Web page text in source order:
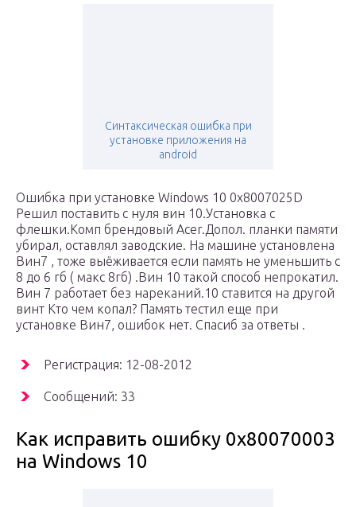
Синтаксическая ошибка при
установке приложения на
android
Ошибка при установке Windows 10 0x8007025D
Решил поставить с нуля вин 10.Установка с
флешки.Комп брендовый Acer.Допол. планки памяти
убирал, оставлял заводские. На машине установлена
Вин7 , тоже выёживается если память не уменьшить с
8 до 6 гб ( макс 8гб) .Вин 10 такой способ непрокатил.
Вин 7 работает без нареканий.10 ставится на другой
винт Кто чем копал? Память тестил еще при
установке Вин7, ошибок нет. Спасиб за ответы .
Регистрация: 12-08-2012
Сообщений: 33
Как исправить ошибку 0x80070003
на Windows 10